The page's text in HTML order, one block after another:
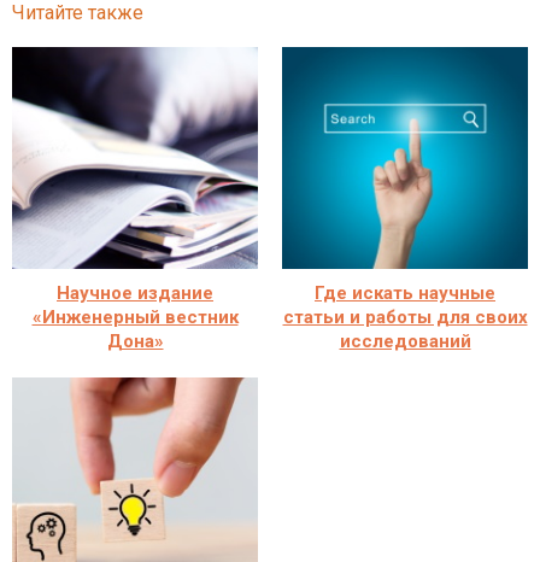
Читайте также
Научное издание
«Инженерный вестник
Дона»
Где искать научные
статьи и работы для своих
исследований